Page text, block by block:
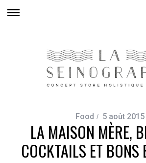
Food 5 août 2015
LA MAISON MÈRE,
COCKTAILS ET BONS